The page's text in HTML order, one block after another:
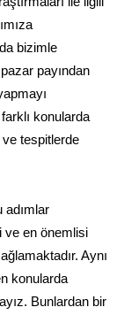
bizimle
payından
konularda
ve tespitlerde
adımlar
ve en önemlisi
Aynı
konularda
Bunlardan bir